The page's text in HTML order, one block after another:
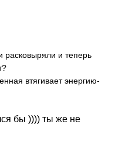
и теперь
втягивает энергию-
бы )))) ты же не